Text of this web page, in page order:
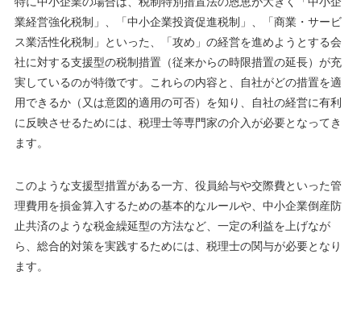
業経営強化税制」、「中小企業投資促進税制」、「商業・サービ
ス業活性化税制」といった、「攻め」の経営を進めようとする会
社に対する支援型の税制措置（従来からの時限措置の延長）が充
実しているのが特徴です。これらの内容と、自社がどの措置を適
用できるか（又は意図的適用の可否）を知り、自社の経営に有利
に反映させるためには、税理士等専門家の介入が必要となってき
ます。
このような支援型措置がある一方、役員給与や交際費といった管
理費用を損金算入するための基本的なルールや、中小企業倒産防
止共済のような税金繰延型の方法など、一定の利益を上げなが
ら、総合的対策を実践するためには、税理士の関与が必要となり
ます。